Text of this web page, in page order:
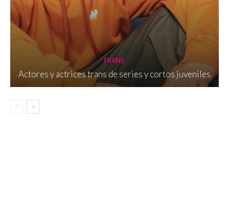
TRANS
Actores y actrices trans de series y cortos juveniles